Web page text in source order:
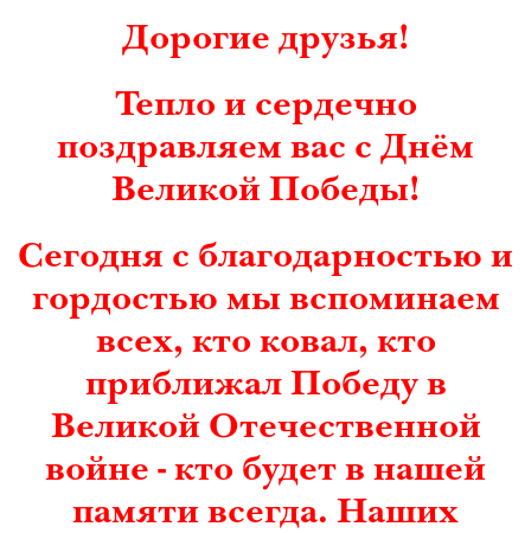
Дорогие друзья!
Тепло и сердечно
поздравляем вас с Днём
Великой Победы!
Сегодня с благодарностью и
гордостью мы вспоминаем
всех, кто ковал, кто
приближал Победу в
Великой Отечественной
войне - кто будет в нашей
памяти всегда. Наших